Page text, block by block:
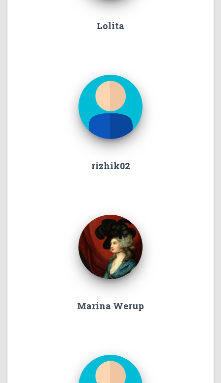
Lolita
rizhik02
Marina Werup